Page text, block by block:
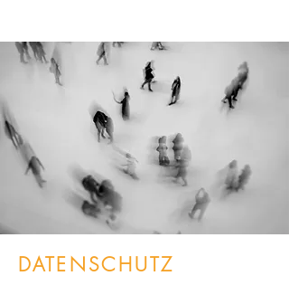
DATENSCHUTZ